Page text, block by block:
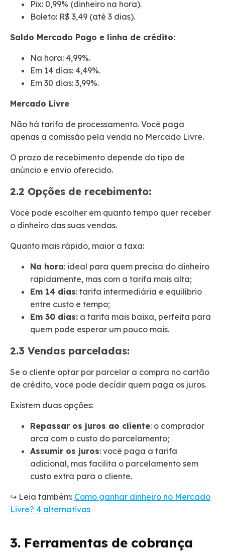
Pix: 0,99% (dinheiro na hora).
Boleto: R$ 3,49 (até 3 dias).
Saldo Mercado Pago e linha de crédito:
Na hora: 4,99%.
Em 14 dias: 4,49%.
Em 30 dias: 3,99%.
Mercado Livre
Não há tarifa de processamento. Você paga
apenas a comissão pela venda no Mercado Livre.
O prazo de recebimento depende do tipo de
anúncio e envio oferecido.
2.2 Opções de recebimento:
Você pode escolher em quanto tempo quer receber
o dinheiro das suas vendas.
Quanto mais rápido, maior a taxa:
Na hora: ideal para quem precisa do dinheiro
rapidamente, mas com a tarifa mais alta;
Em 14 dias: tarifa intermediária e equilíbrio
entre custo e tempo;
Em 30 dias: a tarifa mais baixa, perfeita para
quem pode esperar um pouco mais.
2.3 Vendas parceladas:
Se o cliente optar por parcelar a compra no cartão
de crédito, você pode decidir quem paga os juros.
Existem duas opções:
Repassar os juros ao cliente: o comprador
arca com o custo do parcelamento;
Assumir os juros: você paga a tarifa
adicional, mas facilita o parcelamento sem
custo extra para o cliente.
↪️ Leia também: Como ganhar dinheiro no Mercado
Livre? 4 alternativas
3. Ferramentas de cobrança